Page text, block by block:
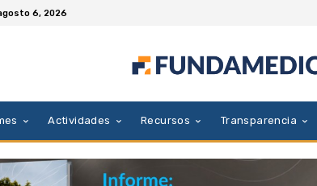
6, 2026
Actividades Recursos Transparencia